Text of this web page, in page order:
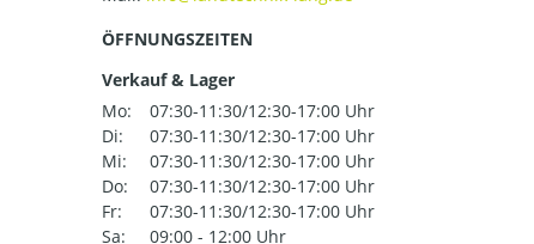
ÖFFNUNGSZEITEN
Verkauf & Lager
Mo:
07:30-11:30/12:30-17:00 Uhr
Di:
07:30-11:30/12:30-17:00 Uhr
Mi:
07:30-11:30/12:30-17:00 Uhr
Do:
07:30-11:30/12:30-17:00 Uhr
Fr:
07:30-11:30/12:30-17:00 Uhr
Sa:
09:00 - 12:00 Uhr